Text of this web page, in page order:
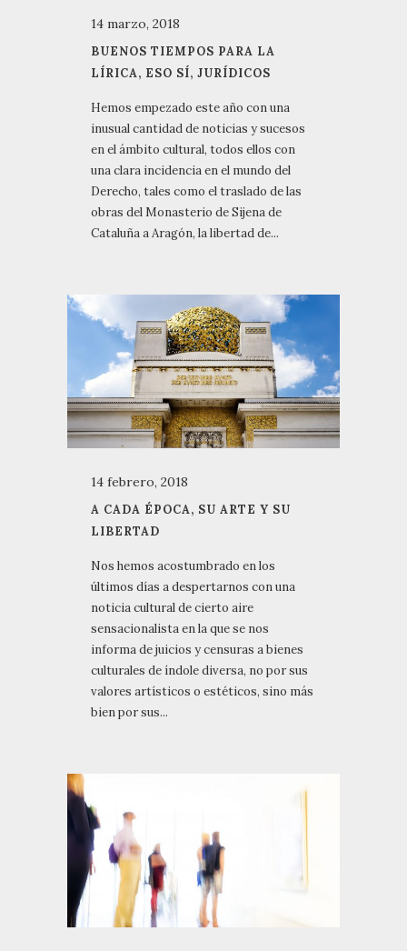
14 marzo, 2018
BUENOS TIEMPOS PARA LA
LÍRICA, ESO SÍ, JURÍDICOS
Hemos empezado este año con una
inusual cantidad de noticias y sucesos
en el ámbito cultural, todos ellos con
una clara incidencia en el mundo del
Derecho, tales como el traslado de las
obras del Monasterio de Sijena de
Cataluña a Aragón, la libertad de...
14 febrero, 2018
A CADA ÉPOCA, SU ARTE Y SU
LIBERTAD
Nos hemos acostumbrado en los
últimos días a despertarnos con una
noticia cultural de cierto aire
sensacionalista en la que se nos
informa de juicios y censuras a bienes
culturales de índole diversa, no por sus
valores artísticos o estéticos, sino más
bien por sus...